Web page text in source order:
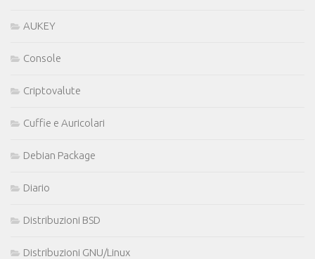
AUKEY
Console
Criptovalute
Cuffie e Auricolari
Debian Package
Diario
Distribuzioni BSD
Distribuzioni GNU/Linux